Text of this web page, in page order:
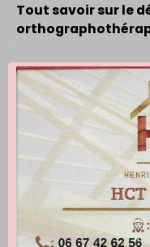
Tout savoir sur le